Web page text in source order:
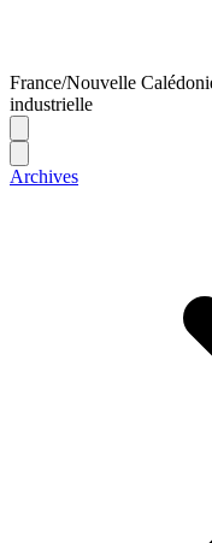
France/Nouvelle
industrielle
Archives